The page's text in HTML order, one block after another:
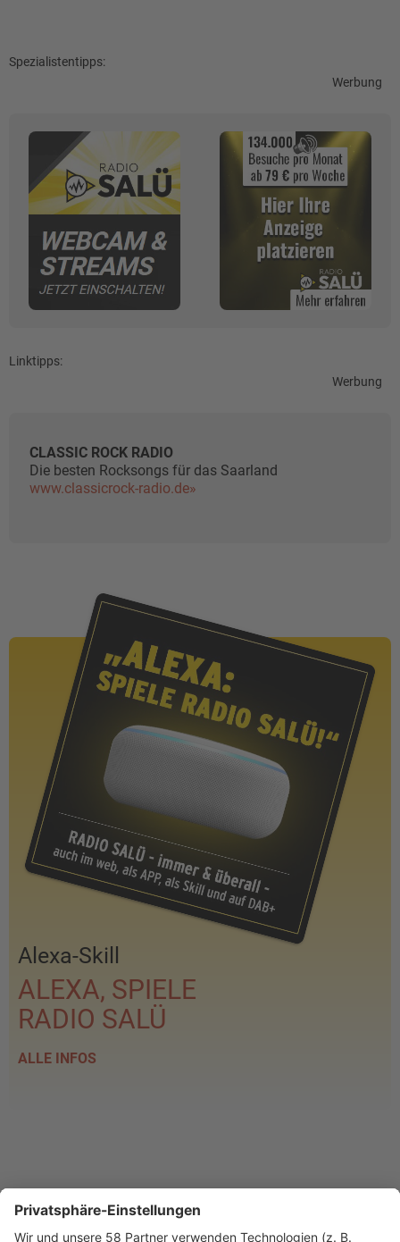
Spezialistentipps:
Werbung
Linktipps:
Werbung
CLASSIC ROCK RADIO
Die besten Rocksongs für das Saarland
www.classicrock-radio.de»
Alexa-Skill
ALEXA, SPIELE
RADIO SALÜ
ALLE INFOS
PROGRAMM